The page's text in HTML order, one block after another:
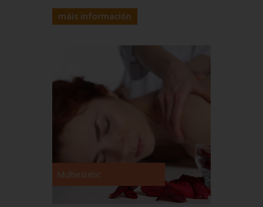
máis información
Multiestetic